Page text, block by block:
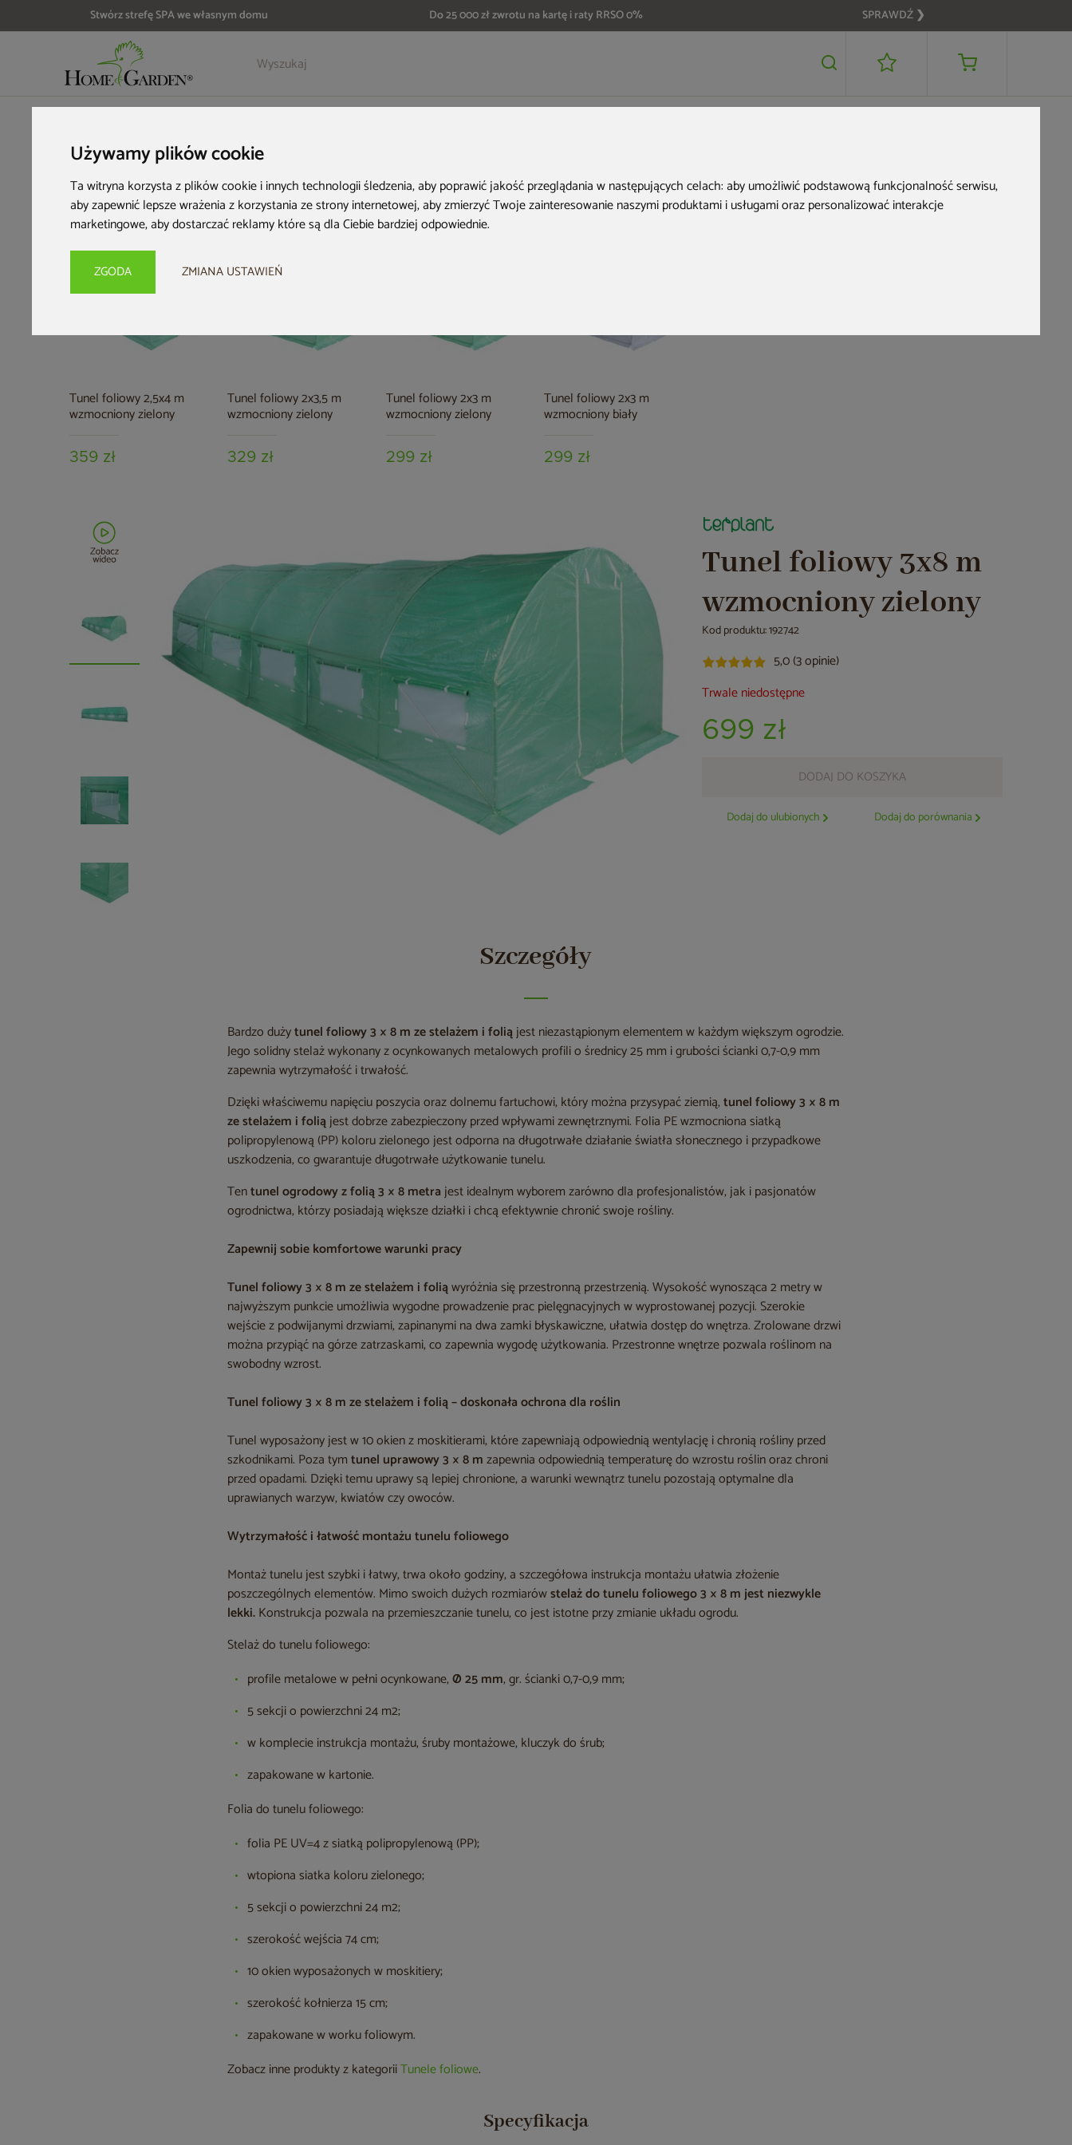
Używamy plików cookie
Ta witryna korzysta z plików cookie i innych technologii śledzenia, aby poprawić jakość przeglądania w następujących celach:aby umożliwić podstawową funkcjonalność serwisu,
aby zapewnić lepsze wrażenia z korzystania ze strony internetowej,aby zmierzyć Twoje zainteresowanie naszymi produktami i usługami oraz personalizować interakcje
marketingowe,aby dostarczać reklamy które są dla Ciebie bardziej odpowiednie.
ZGODA ZMIANA USTAWIEŃ
Stwórz strefę SPA we własnym domu Do 25 000 zł zwrotu na kartę i raty RRSO 0% SPRAWDŹ ❯
Szczegóły Opinie Akcesoria 699 zł DODAJ DO KOSZYKA
Tunel foliowy 2,5x4 m
wzmocniony zielony
359 zł
Tunel foliowy 2x3,5 m
wzmocniony zielony
329 zł
Tunel foliowy 2x3 m
wzmocniony zielony
299 zł
Tunel foliowy 2x3 m
wzmocniony biały
299 zł
Tunel foliowy 3x8 m
wzmocniony zielony
Kod produktu: 192742
5,0 (3 opinie)
Trwale niedostępne
699 zł
DODAJ DO KOSZYKA
Dodaj do ulubionych Dodaj do porównania
Szczegóły
Bardzo dużytunel foliowy 3 × 8 m ze stelażem i foliąjest niezastąpionym elementem w każdym większym ogrodzie.
Jego solidny stelaż wykonany z ocynkowanych metalowych profili o średnicy 25 mm i grubości ścianki 0,7-0,9 mm
zapewnia wytrzymałość i trwałość.
Dzięki właściwemu napięciu poszycia oraz dolnemu fartuchowi, który można przysypać ziemią,tunel foliowy 3 × 8 m
ze stelażem i foliąjest dobrze zabezpieczony przed wpływami zewnętrznymi. Folia PE wzmocniona siatką
polipropylenową (PP) koloru zielonego jest odporna na długotrwałe działanie światła słonecznego i przypadkowe
uszkodzenia, co gwarantuje długotrwałe użytkowanie tunelu.
Tentunel ogrodowy z folią 3 × 8 metrajest idealnym wyborem zarówno dla profesjonalistów, jak i pasjonatów
ogrodnictwa, którzy posiadają większe działki i chcą efektywnie chronić swoje rośliny.
Zapewnij sobie komfortowe warunki pracy
Tunel foliowy 3 × 8 m ze stelażem i foliąwyróżnia się przestronną przestrzenią. Wysokość wynosząca 2 metry w
najwyższym punkcie umożliwia wygodne prowadzenie prac pielęgnacyjnych w wyprostowanej pozycji. Szerokie
wejście z podwijanymi drzwiami, zapinanymi na dwa zamki błyskawiczne, ułatwia dostęp do wnętrza. Zrolowane drzwi
można przypiąć na górze zatrzaskami, co zapewnia wygodę użytkowania. Przestronne wnętrze pozwala roślinom na
swobodny wzrost.
Tunel foliowy 3 × 8 m ze stelażem i folią – doskonała ochrona dla roślin
Tunel wyposażony jest w 10 okien z moskitierami, które zapewniają odpowiednią wentylację i chronią rośliny przed
szkodnikami. Poza tymtunel uprawowy 3 × 8 mzapewnia odpowiednią temperaturę do wzrostu roślin oraz chroni
przed opadami. Dzięki temu uprawy są lepiej chronione, a warunki wewnątrz tunelu pozostają optymalne dla
uprawianych warzyw, kwiatów czy owoców.
Wytrzymałość i łatwość montażu tunelu foliowego
Montaż tunelu jest szybki i łatwy, trwa około godziny, a szczegółowa instrukcja montażu ułatwia złożenie
poszczególnych elementów. Mimo swoich dużych rozmiarówstelaż do tunelu foliowego 3 × 8 m jest niezwykle
lekki.Konstrukcja pozwala na przemieszczanie tunelu, co jest istotne przy zmianie układu ogrodu.
Stelaż do tunelu foliowego:
profile metalowe w pełni ocynkowane,Ø 25 mm, gr. ścianki 0,7-0,9 mm;
5 sekcji o powierzchni 24 m2;
w komplecie instrukcja montażu, śruby montażowe, kluczyk do śrub;
zapakowane w kartonie.
Folia do tunelu foliowego:
folia PE UV=4 z siatką polipropylenową (PP);
wtopiona siatka koloru zielonego;
5 sekcji o powierzchni 24 m2;
szerokość wejścia 74 cm;
10 okien wyposażonych w moskitiery;
szerokość kołnierza 15 cm;
zapakowane w worku foliowym.
Zobacz inne produkty z kategoriiTunele foliowe.
Specyfikacja